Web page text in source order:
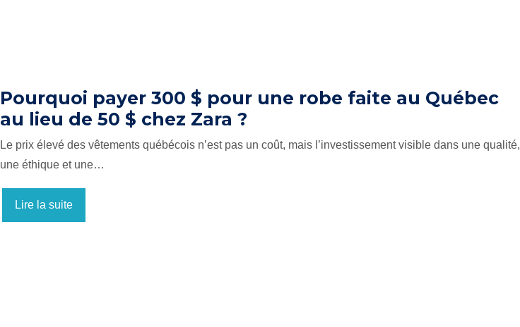
Pourquoi payer 300 $ pour une robe faite au Québec
au lieu de 50 $ chez Zara ?
Le prix élevé des vêtements québécois n’est pas un coût, mais l’investissement visible dans une qualité,
une éthique et une…
Lire la suite